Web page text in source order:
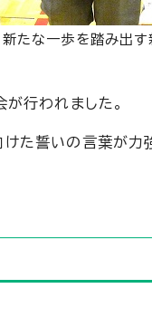
たな一歩を踏み出す
行われました。
た誓いの言葉が力